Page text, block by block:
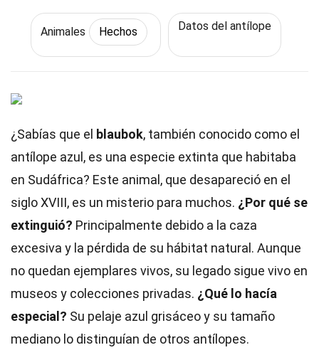
Animales Hechos Datos del antílope
¿Sabías que el blaubok, también conocido como el
antílope azul, es una especie extinta que habitaba
en Sudáfrica? Este animal, que desapareció en el
siglo XVIII, es un misterio para muchos. ¿Por qué se
extinguió? Principalmente debido a la caza
excesiva y la pérdida de su hábitat natural. Aunque
no quedan ejemplares vivos, su legado sigue vivo en
museos y colecciones privadas. ¿Qué lo hacía
especial? Su pelaje azul grisáceo y su tamaño
mediano lo distinguían de otros antílopes.